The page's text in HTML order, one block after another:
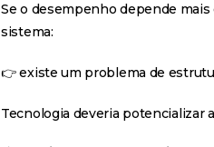
Se o desempenho depende mais
sistema:
👉 existe um problema de
Tecnologia deveria potencializar